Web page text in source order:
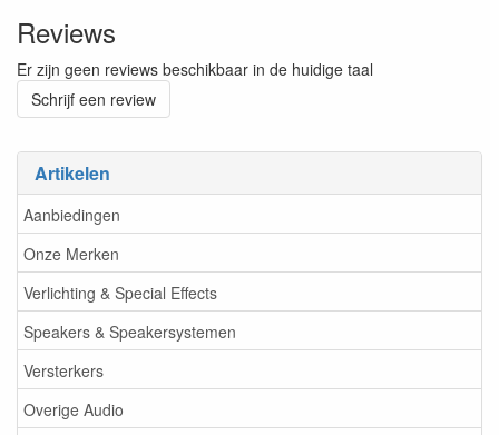
Artikelen
Aanbiedingen
Onze Merken
Verlichting & Special Effects
Speakers & Speakersystemen
Versterkers
Overige Audio
Reviews
Er zijn geen reviews beschikbaar in de huidige taal
Schrijf een review